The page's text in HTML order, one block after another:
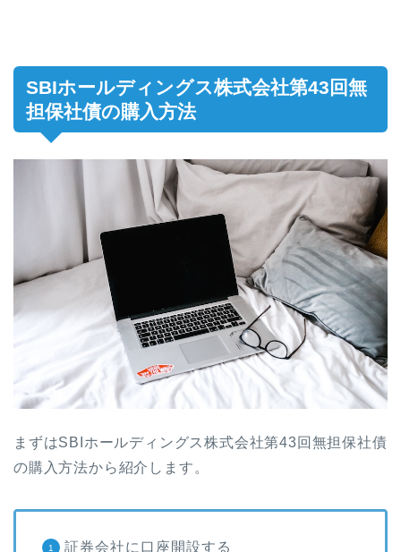
SBIホールディングス株式会社第43回無
担保社債の購入方法
まずはSBIホールディングス株式会社第43回無担保社債
の購入方法から紹介します。
証券会社に口座開設する